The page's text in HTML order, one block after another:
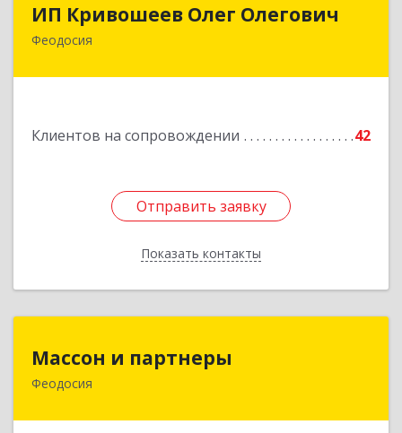
ИП Кривошеев Олег Олегович
Феодосия
Клиентов на сопровождении 42
Отправить заявку
Показать контакты
Отправить заявку
Назад
Массон и партнеры
Феодосия
298112, Крым Респ, Феодосия г, Крымская ул,